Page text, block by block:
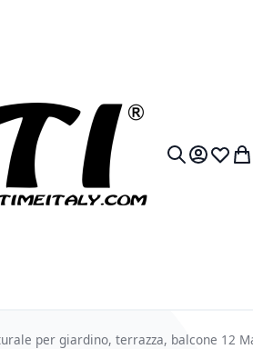
MyLista
per giardino, terrazza, balcone 12